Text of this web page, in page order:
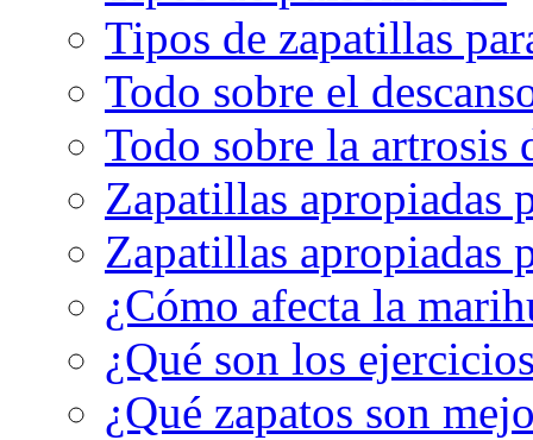
Tipos de zapatillas
Todo sobre el
Todo sobre la artrosis
Zapatillas apropiadas
Zapatillas apropiadas
¿Cómo afecta la
¿Qué son los
¿Qué zapatos son